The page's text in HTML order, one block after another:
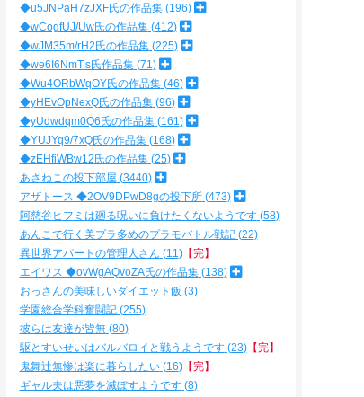
◆u5JNPaH7zJXF氏の作品集 196
◆wCogfUJ/Uw氏の作品集 412
◆wJM35m/rH2氏の作品集 225
◆we6I6NmT.s氏作品集 71
◆Wu4ORbWqOY氏の作品集 46
◆yHEvOpNexQ氏の作品集 96
◆yUdwdqm0Q6氏の作品集 161
◆YUJYq9/7xQ氏の作品集 168
◆zEHfiWBw12氏の作品集 25
あさねこの投下部屋 3440
アザトース ◆2OV9DPwD8gの投下所 473
阿慈谷ヒフミは廻る呪いに負けたくないようです 58
あんこで行く美プラ多めのプラモバトル戦記 22
異世界アパートの管理人さん 11 【完】
エイワス ◆ovWgAQvoZA氏の作品集 138
おっさんの美味しいダイエット飯 3
学園総合学科奮闘記 255
彼らは友達が皆無 80
駆とすいせいはバルバロイと戦うようです 23 【完】
鬼舞辻無惨は楽に暮らしたい 16 【完】
ギャル夫は悪夢を滅ぼすようです 8